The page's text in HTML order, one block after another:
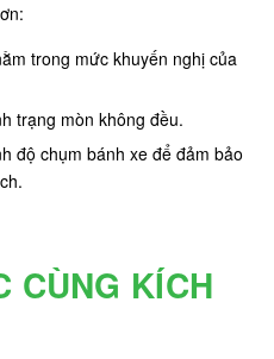
trong mức khuyến nghị của
trạng mòn không đều.
độ chụm bánh xe để đảm bảo
CÙNG KÍCH